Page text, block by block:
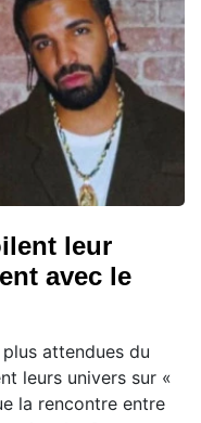
leur
avec le
plus attendues du
leurs univers sur «
la rencontre entre